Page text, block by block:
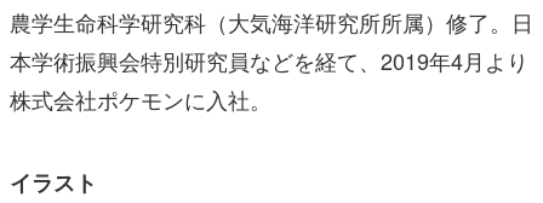
農学生命科学研究科（大気海洋研究所所属）修了。日
本学術振興会特別研究員などを経て、2019年4月より
株式会社ポケモンに入社。
イラスト